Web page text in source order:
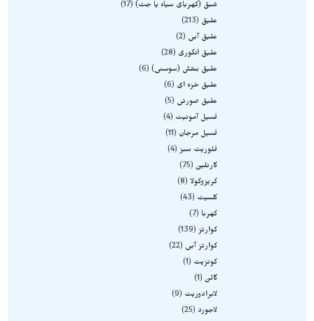
شبق (کهربای سیاه یا جت) 17
عقیق
213
عقیق آبی
2
عقیق انگوری
28
عقیق بنفش (سوسنی) 6
عقیق خزه ای
6
عقیق صورتی
5
فسیل آمونیت
4
فسیل مرجان
11
فلوریت سبز 4
کارنلین 75
کریزوکولا 8
کلسیت
43
کهربا
7
کوارتز 139
کوارتز آبی
22
کونزیت
1
گالن 1
لابرادوریت
9
لاجورد
25